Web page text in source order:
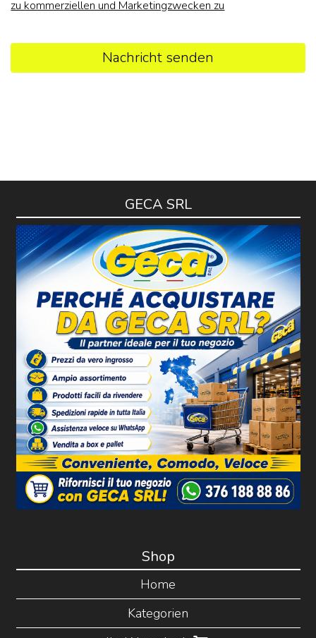
zu kommerziellen und Marketingzwecken zu
Nachricht senden
GECA SRL
Shop
Home
Kategorien